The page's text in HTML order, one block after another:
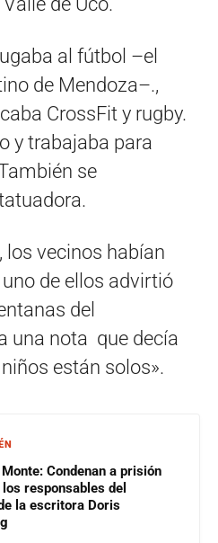
al fútbol –el
de Mendoza–.,
CrossFit y rugby.
y trabajaba para
se
los vecinos habían
de ellos advirtió
del
una nota que decía
están solos».
Condenan a prisión
responsables del
la escritora Doris